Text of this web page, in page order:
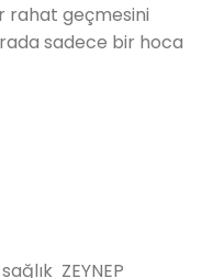
rahat geçmesini
sadece bir hoca
ZEYNEP